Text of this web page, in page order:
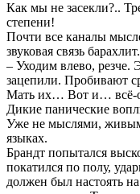
Как мы не засекли?..
степени!
Почти все каналы
звуковая связь барахлит.
– Уходим влево, резче.
зацепили. Пробивают
Мать их… Вот и…
Дикие панические
Уже не мыслями,
языках.
Брандт попытался
покатился по полу,
должен был настоять